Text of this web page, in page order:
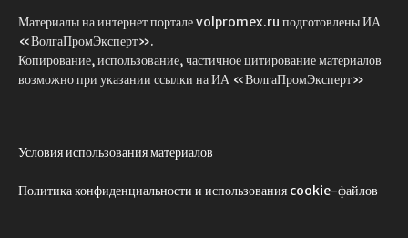
Материалы на интернет портале volpromex.ru подготовлены ИА
«ВолгаПромЭксперт».
Копирование, использование, частичное цитирование материалов
возможно при указании ссылки на ИА «ВолгаПромЭксперт»
Условия использования материалов
Политика конфиденциальности и использования cookie-файлов